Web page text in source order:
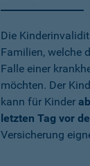
Die
Familien, welche
Falle einer
möchten. Der
kann für Kinder
letzten Tag vor
Versicherung